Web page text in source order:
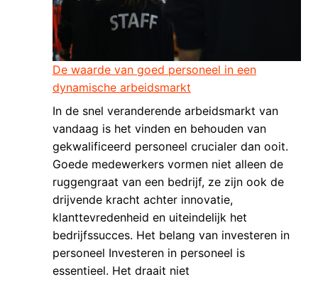
De waarde van goed personeel in een
dynamische arbeidsmarkt
In de snel veranderende arbeidsmarkt van
vandaag is het vinden en behouden van
gekwalificeerd personeel crucialer dan ooit.
Goede medewerkers vormen niet alleen de
ruggengraat van een bedrijf, ze zijn ook de
drijvende kracht achter innovatie,
klanttevredenheid en uiteindelijk het
bedrijfssucces. Het belang van investeren in
personeel Investeren in personeel is
essentieel. Het draait niet